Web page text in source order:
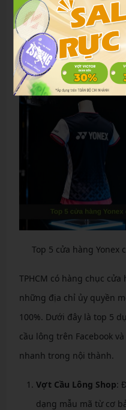
dễ bung sau vài lần giặt.
để thấy rõ sự khác biệt.
Top 5 cửa hàng
TPHCM
Top 5 cửa hàng Yonex
TPHCM có hàng chục
những địa chỉ ủy quyền
100%. Dưới đây là top 5
cầu lông trên Facebook
nhanh trong nội thành.
Vợt Cầu Lông Shop:
dạng mẫu mã từ cơ